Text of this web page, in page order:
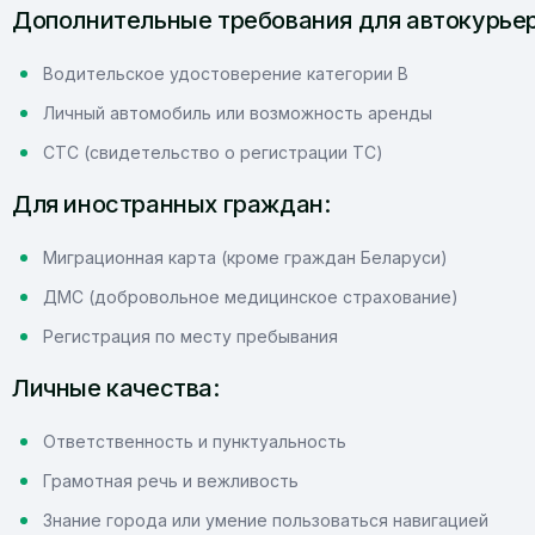
Дополнительные требования для
Водительское удостоверение категории B
Личный автомобиль или возможность аренды
СТС (свидетельство о регистрации ТС)
Для иностранных граждан:
Миграционная карта (кроме граждан Беларуси)
ДМС (добровольное медицинское страхование)
Регистрация по месту пребывания
Личные качества:
Ответственность и пунктуальность
Грамотная речь и вежливость
Знание города или умение пользоваться навигацией